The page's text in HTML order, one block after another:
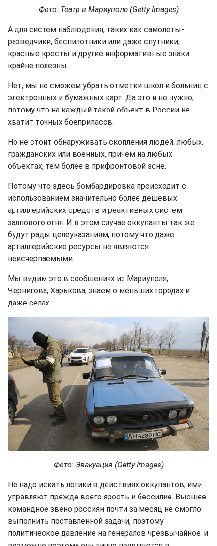
Фото: Театр в Мариуполе (Getty Images)
А для систем наблюдения, таких как самолеты-
разведчики, беспилотники или даже спутники,
красные кресты и другие информативные знаки
крайне полезны.
Нет, мы не сможем убрать отметки школ и больниц с
электронных и бумажных карт. Да это и не нужно,
потому что на каждый такой объект в России не
хватит точных боеприпасов.
Но не стоит обнаруживать скопления людей, любых,
гражданских или военных, причем на любых
объектах, тем более в прифронтовой зоне.
Потому что здесь бомбардировка происходит с
использованием значительно более дешевых
артиллерийских средств и реактивных систем
залпового огня. И в этом случае оккупанты так же
будут рады целеуказаниям, потому что даже
артиллерийские ресурсы не являются
неисчерпаемыми.
Мы видим это в сообщениях из Мариуполя,
Чернигова, Харькова, знаем о меньших городах и
даже селах.
Фото: Эвакуация (Getty Images)
Не надо искать логики в действиях оккупантов, ими
управляют прежде всего ярость и бессилие. Высшее
командное звено россиян почти за месяц не смогло
выполнить поставленной задачи, поэтому
политическое давление на генералов чрезвычайное, и